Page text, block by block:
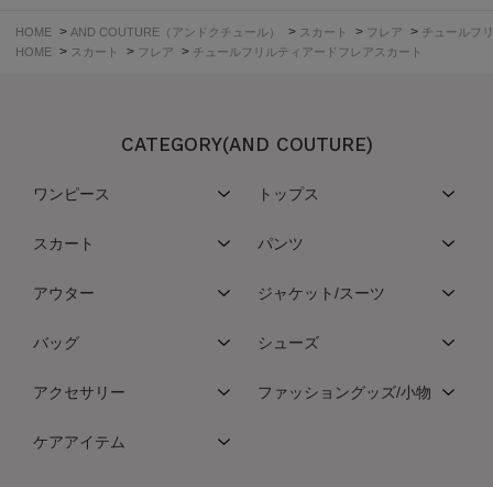
HOME > AND COUTURE（アンドクチュール） > スカート > フレア > チュールフ
HOME > スカート > フレア > チュールフリルティアードフレアスカート
CATEGORY(AND COUTURE)
ワンピース トップス
スカート パンツ
アウター ジャケット/スーツ
バッグ シューズ
アクセサリー ファッショングッズ/小物
ケアアイテム